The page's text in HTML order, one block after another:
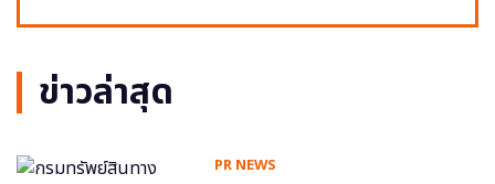
ข่าวล่าสุด
PR NEWS